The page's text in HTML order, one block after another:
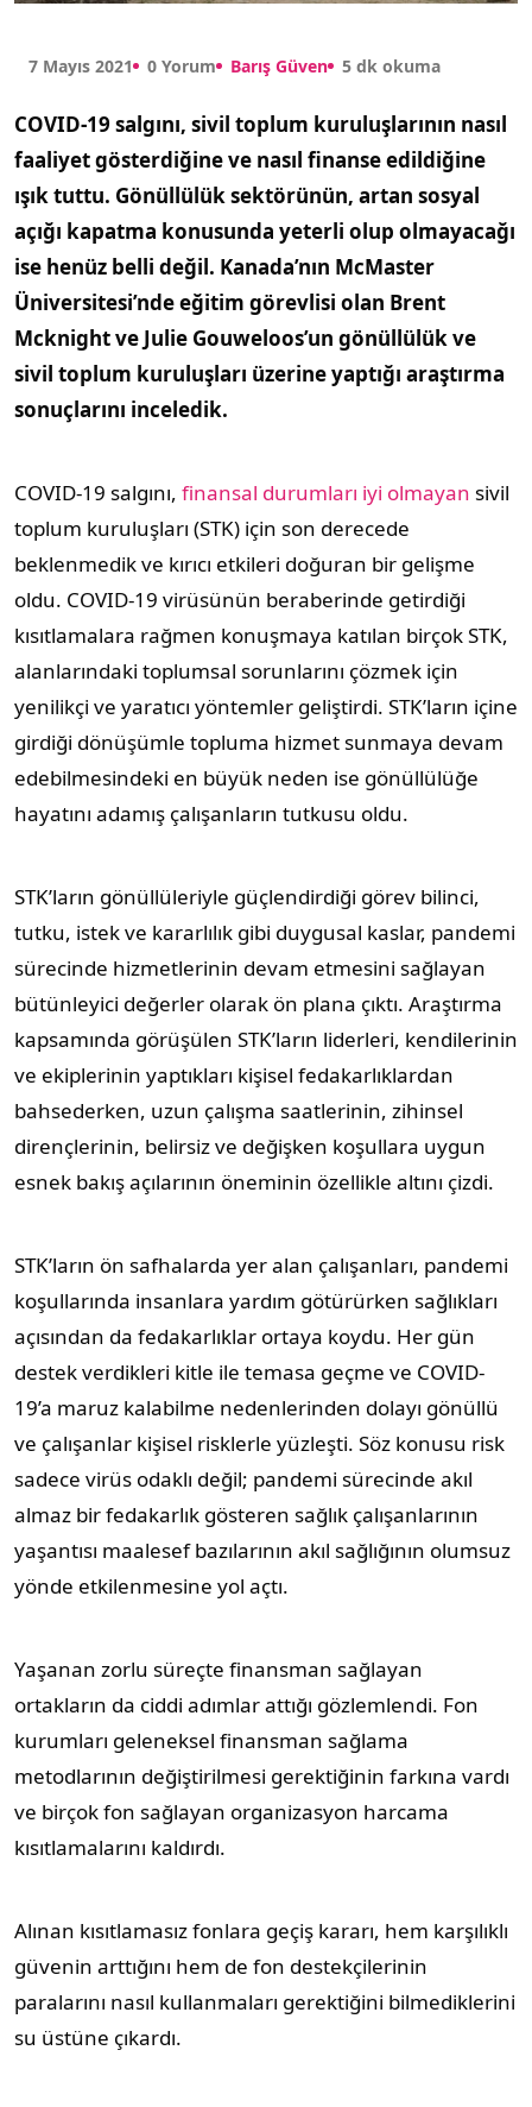
7 Mayıs 2021 0 Yorum Barış Güven 5 dk okuma
COVID-19 salgını, sivil toplum kuruluşlarının nasıl
faaliyet gösterdiğine ve nasıl finanse edildiğine
ışık tuttu. Gönüllülük sektörünün, artan sosyal
açığı kapatma konusunda yeterli olup olmayacağı
ise henüz belli değil. Kanada’nın McMaster
Üniversitesi’nde eğitim görevlisi olan Brent
Mcknight ve Julie Gouweloos’un gönüllülük ve
sivil toplum kuruluşları üzerine yaptığı araştırma
sonuçlarını inceledik.
COVID-19 salgını, finansal durumları iyi olmayan sivil
toplum kuruluşları (STK) için son derecede
beklenmedik ve kırıcı etkileri doğuran bir gelişme
oldu. COVID-19 virüsünün beraberinde getirdiği
kısıtlamalara rağmen konuşmaya katılan birçok STK,
alanlarındaki toplumsal sorunlarını çözmek için
yenilikçi ve yaratıcı yöntemler geliştirdi. STK’ların içine
girdiği dönüşümle topluma hizmet sunmaya devam
edebilmesindeki en büyük neden ise gönüllülüğe
hayatını adamış çalışanların tutkusu oldu.
STK’ların gönüllüleriyle güçlendirdiği görev bilinci,
tutku, istek ve kararlılık gibi duygusal kaslar, pandemi
sürecinde hizmetlerinin devam etmesini sağlayan
bütünleyici değerler olarak ön plana çıktı. Araştırma
kapsamında görüşülen STK’ların liderleri, kendilerinin
ve ekiplerinin yaptıkları kişisel fedakarlıklardan
bahsederken, uzun çalışma saatlerinin, zihinsel
dirençlerinin, belirsiz ve değişken koşullara uygun
esnek bakış açılarının öneminin özellikle altını çizdi.
STK’ların ön safhalarda yer alan çalışanları, pandemi
koşullarında insanlara yardım götürürken sağlıkları
açısından da fedakarlıklar ortaya koydu. Her gün
destek verdikleri kitle ile temasa geçme ve COVID-
19’a maruz kalabilme nedenlerinden dolayı gönüllü
ve çalışanlar kişisel risklerle yüzleşti. Söz konusu risk
sadece virüs odaklı değil; pandemi sürecinde akıl
almaz bir fedakarlık gösteren sağlık çalışanlarının
yaşantısı maalesef bazılarının akıl sağlığının olumsuz
yönde etkilenmesine yol açtı.
Yaşanan zorlu süreçte finansman sağlayan
ortakların da ciddi adımlar attığı gözlemlendi. Fon
kurumları geleneksel finansman sağlama
metodlarının değiştirilmesi gerektiğinin farkına vardı
ve birçok fon sağlayan organizasyon harcama
kısıtlamalarını kaldırdı.
Alınan kısıtlamasız fonlara geçiş kararı, hem karşılıklı
güvenin arttığını hem de fon destekçilerinin
paralarını nasıl kullanmaları gerektiğini bilmediklerini
su üstüne çıkardı.